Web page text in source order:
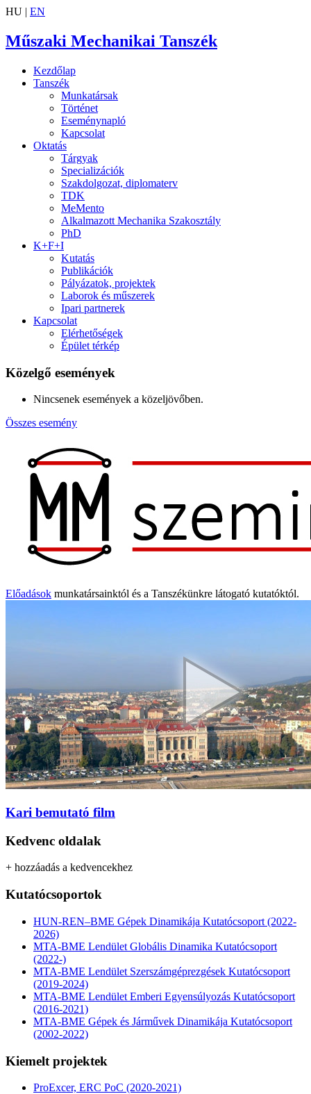
HU | EN
Műszaki Mechanikai Tanszék
Kezdőlap
Tanszék
Munkatársak
Történet
Eseménynapló
Kapcsolat
Oktatás
Tárgyak
Specializációk
Szakdolgozat, diplomaterv
TDK
MeMento
Alkalmazott Mechanika Szakosztály
PhD
K+F+I
Kutatás
Publikációk
Pályázatok, projektek
Laborok és műszerek
Ipari partnerek
Kapcsolat
Elérhetőségek
Épület térkép
Közelgő események
Nincsenek események a közeljövőben.
Összes esemény
Előadások munkatársainktól és a Tanszékünkre látogató kutatóktól.
Kari bemutató film
Kedvenc oldalak
+ hozzáadás a kedvencekhez
Kutatócsoportok
HUN-REN–BME Gépek Dinamikája Kutatócsoport (2022-
2026)
MTA-BME Lendület Globális Dinamika Kutatócsoport
(2022-)
MTA-BME Lendület Szerszámgéprezgések Kutatócsoport
(2019-2024)
MTA-BME Lendület Emberi Egyensúlyozás Kutatócsoport
(2016-2021)
MTA-BME Gépek és Járművek Dinamikája Kutatócsoport
(2002-2022)
Kiemelt projektek
ProExcer, ERC PoC (2020-2021)